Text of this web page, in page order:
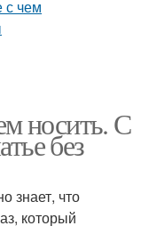
носить. С
без
знает, что
который